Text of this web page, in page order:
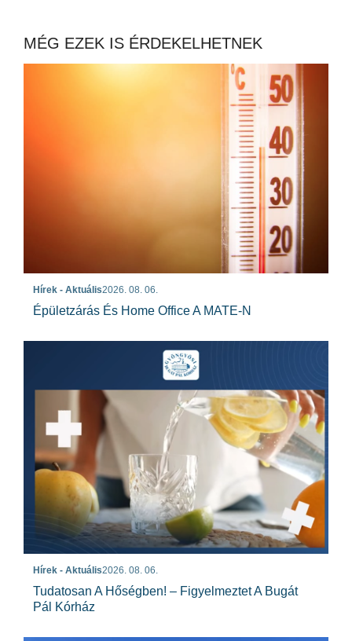
MÉG EZEK IS ÉRDEKELHETNEK
Hírek - Aktuális2026. 08. 06.
Épületzárás És Home Office A MATE-N
Hírek - Aktuális2026. 08. 06.
Tudatosan A Hőségben! – Figyelmeztet A Bugát
Pál Kórház